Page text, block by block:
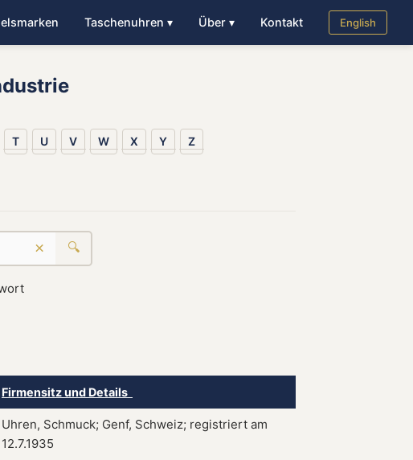
Taschenuhren ▾ Über ▾ Kontakt English
T U V W X Y Z
× 🔍
Firmensitz und Details
Uhren, Schmuck; Genf, Schweiz; registriert am
12.7.1935